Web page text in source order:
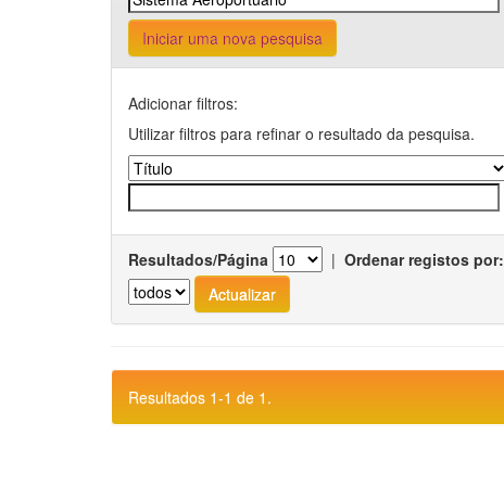
Iniciar uma nova pesquisa
Adicionar filtros:
Utilizar filtros para refinar o resultado da pesquisa.
Resultados/Página | Ordenar registos por:
Resultados 1-1 de 1.